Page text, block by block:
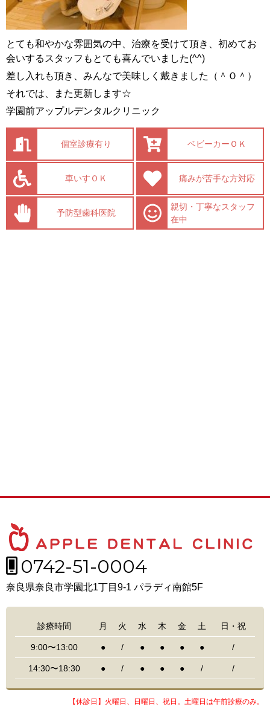
個室診療有り ベビーカーＯＫ
車いすＯＫ 痛みが苦手な方対応
予防型歯科医院
親切・丁寧なスタッフ
在中
とても和やかな雰囲気の中、治療を受けて頂き、初めてお
会いするスタッフもとても喜んでいました(^^)
差し入れも頂き、みんなで美味しく戴きました（＾Ｏ＾）
それでは、また更新します☆
学園前アップルデンタルクリニック
0742-51-0004
奈良県奈良市学園北1丁目9-1 パラディ南館5F
診療時間 月 火 水 木 金 土 日・祝
9:00〜13:00 ● / ● ● ● ● /
14:30〜18:30 ● / ● ● ● / /
【休診日】火曜日、日曜日、祝日。土曜日は午前診療のみ。